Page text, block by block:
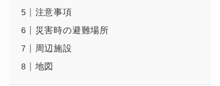
注意事項
災害時の避難場所
周辺施設
地図